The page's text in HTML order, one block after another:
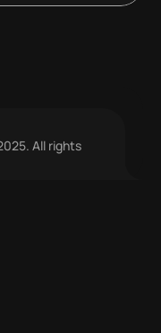
All rights